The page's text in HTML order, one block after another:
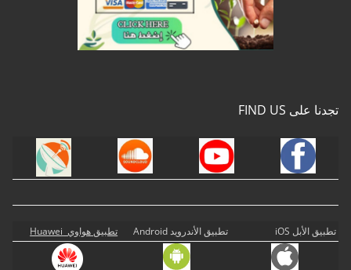
تجدنا على FIND US
تطبيق الأبل iOS تطبيق الأندرويد Android تطبيق هواوي Huawei